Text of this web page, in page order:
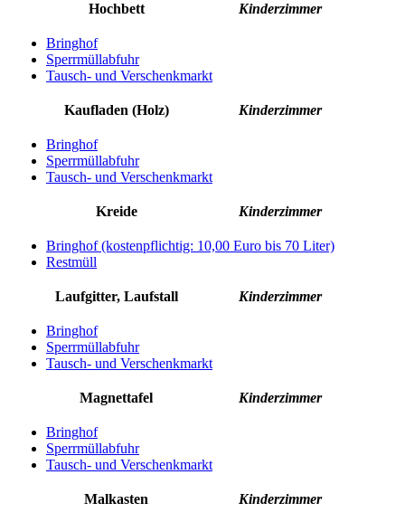
Hochbett Kinderzimmer
Bringhof
Sperrmüllabfuhr
Tausch- und Verschenkmarkt
Kaufladen (Holz) Kinderzimmer
Bringhof
Sperrmüllabfuhr
Tausch- und Verschenkmarkt
Kreide Kinderzimmer
Bringhof (kostenpflichtig: 10,00 Euro bis 70 Liter)
Restmüll
Laufgitter, Laufstall Kinderzimmer
Bringhof
Sperrmüllabfuhr
Tausch- und Verschenkmarkt
Magnettafel Kinderzimmer
Bringhof
Sperrmüllabfuhr
Tausch- und Verschenkmarkt
Malkasten Kinderzimmer